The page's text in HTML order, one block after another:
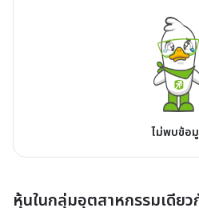
ไม่พบข้อ
หุ้นในกลุ่มอุตสาหกรรมเดียว